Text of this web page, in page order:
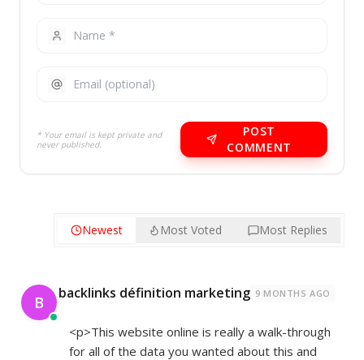
* Your email is kept private and
never published.
POST
COMMENT
Newest Most Voted Most Replies
B backlinks définition marketing 9 MONTHS AGO
<p>This website online is really a walk-through
for all of the data you wanted about this and